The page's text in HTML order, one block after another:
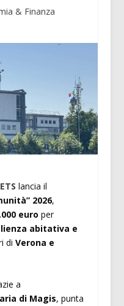
& Finanza
lancia il
2026,
euro per
abitativa e
di Verona e
a
di Magis, punta